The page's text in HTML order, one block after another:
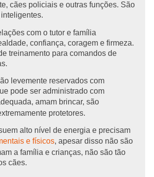
cães policiais e outras funções. São
com o tutor e família
confiança, coragem e firmeza.
treinamento para comandos de
levemente reservados com
pode ser administrado com
amam brincar, são
protetores.
alto nível de energia e precisam
e físicos, apesar disso não são
a família e crianças, não são tão
cães.